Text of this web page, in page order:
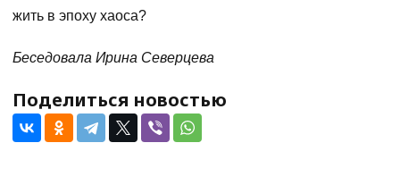
жить в эпоху хаоса?
Беседовала Ирина Северцева
Поделиться новостью